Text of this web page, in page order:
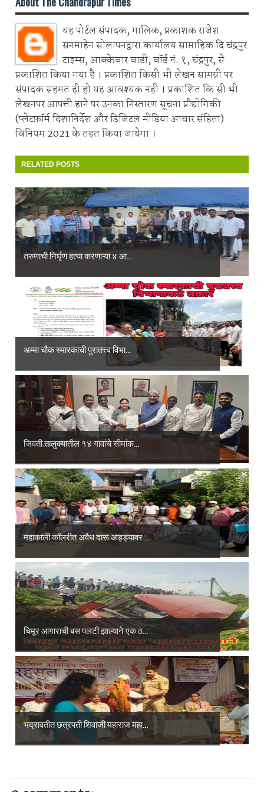
यह पोर्टल संपादक, मालिक, प्रकाशक राजेश
सनमाहेन सोलापनद्वारा कार्यालय साप्ताहिक दि चंद्रपुर
टाइम्स, आक्केवार वाडी, वॉर्ड नं. १, चंद्रपुर, से
प्रकाशित किया गया है । प्रकाशित किसी भी लेखन सामग्री पर
संपादक सहमत ही हो यह आवश्यक नही । प्रकाशित कि सी भी
लेखनपर आपत्ती हाने पर उनका निस्तारण सूचना प्रौद्योगिकी
(प्लेटफ़ॉर्म दिशानिर्देश और डिजिटल मीडिया आचार संहिता)
विनियम 2021 के तहत किया जायेगा ।
RELATED POSTS
तरुणाची निर्घृण हत्या करणाऱ्या ४ आ...
अम्मा चौक स्मारकाची पुरातत्त्व विभा...
जिवती तालुक्यातील १४ गावांचे सीमांक...
महाकाली कॉलरीत अवैध दारू अड्ड्यावर ...
चिमूर आगाराची बस पलटी झाल्याने एक ठ...
भद्रावतीत छत्रपती शिवाजी महाराज महा...